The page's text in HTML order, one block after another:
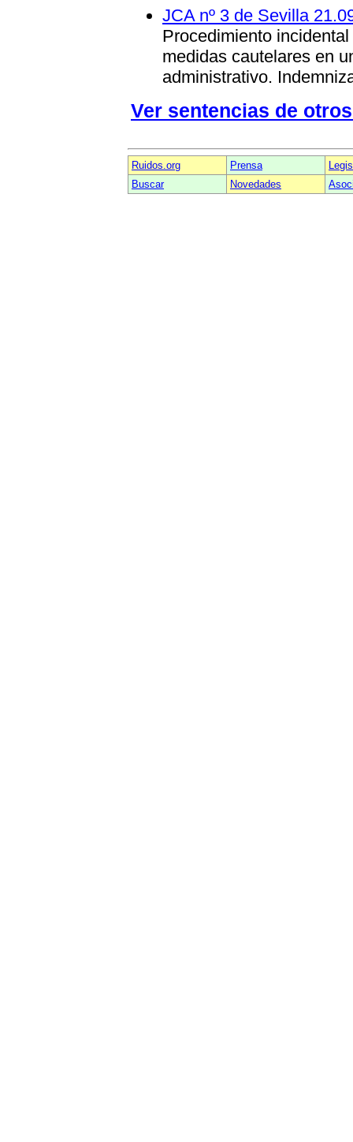
JCA nº 3 de Sevilla
Procedimiento
medidas cautelares en
administrativo.
Ver sentencias de
Ruidos.org Prensa
Buscar
Novedades